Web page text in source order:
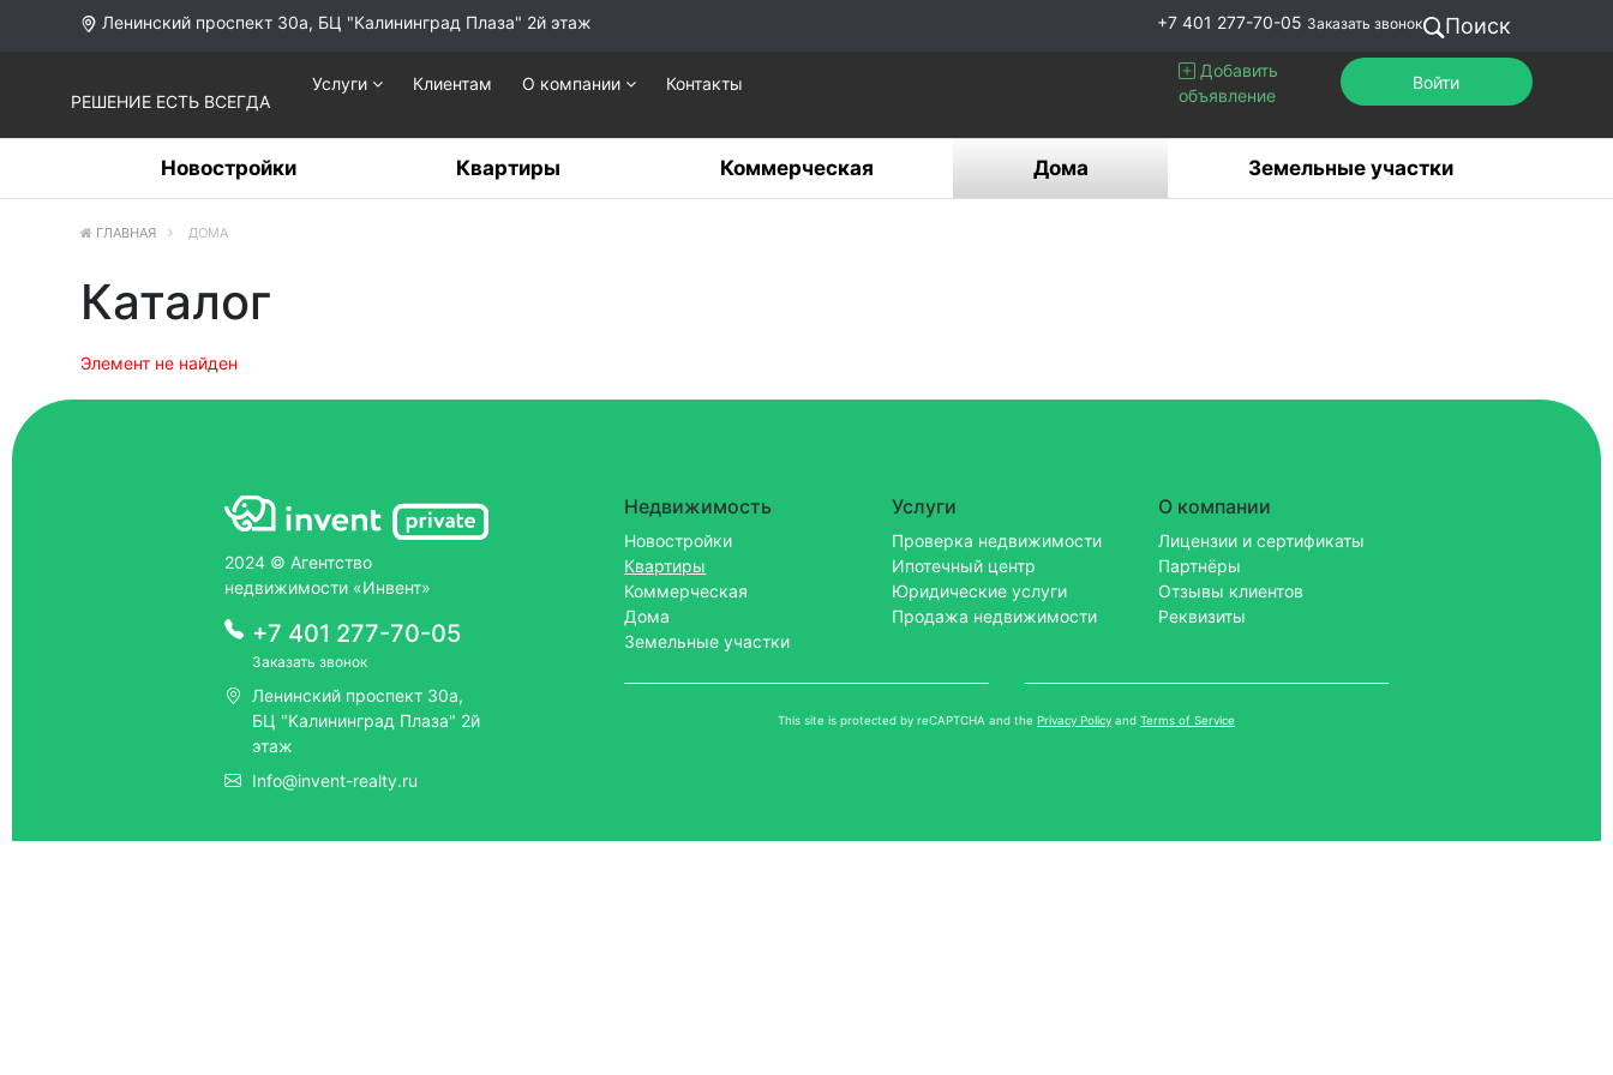
Ленинский проспект 30а, БЦ "Калининград Плаза" 2й этаж +7 401 277-70-05 Заказать звонок Поиск
РЕШЕНИЕ ЕСТЬ ВСЕГДА
Услуги Клиентам О компании Контакты
Добавить
объявление
Войти
Новостройки Квартиры Коммерческая Дома Земельные участки
ГЛАВНАЯ ДОМА
Каталог
Элемент не найден
2024 © Агентство
недвижимости «Инвент»
+7 401 277-70-05
Заказать звонок
Ленинский проспект 30а,
БЦ "Калининград Плаза" 2й
этаж
Info@invent-realty.ru
Недвижимость
Новостройки
Квартиры
Коммерческая
Дома
Земельные участки
Услуги
Проверка недвижимости
Ипотечный центр
Юридические услуги
Продажа недвижимости
О компании
Лицензии и сертификаты
Партнёры
Отзывы клиентов
Реквизиты
This site is protected by reCAPTCHA and thePrivacy Policy andTerms of Service